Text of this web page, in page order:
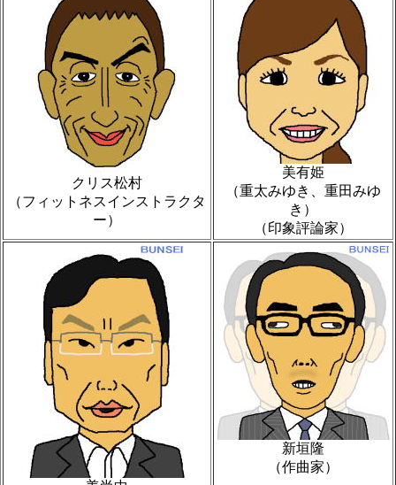
クリス松村
（フィットネスインストラクタ
ー）
美有姫
（重太みゆき、重田みゆ
き）
（印象評論家）
新垣隆
（作曲家）